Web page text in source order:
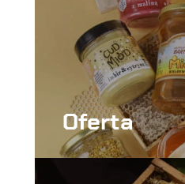
Oferta